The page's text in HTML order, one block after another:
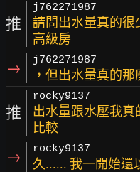
推
j762271987
請問出水量真的很
高級房
→ j762271987
，但出水量真的那
推
rocky9137
出水量跟水壓我
比較
→ rocky9137
久...... 我一開始還